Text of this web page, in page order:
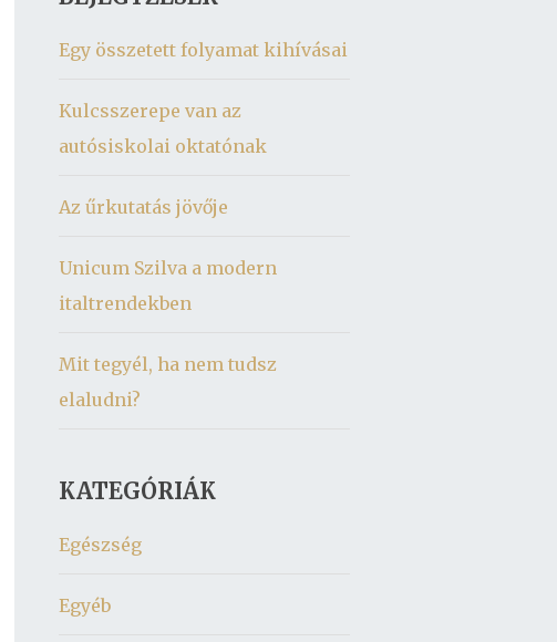
Egy összetett folyamat kihívásai
Kulcsszerepe van az
autósiskolai oktatónak
Az űrkutatás jövője
Unicum Szilva a modern
italtrendekben
Mit tegyél, ha nem tudsz
elaludni?
KATEGÓRIÁK
Egészség
Egyéb